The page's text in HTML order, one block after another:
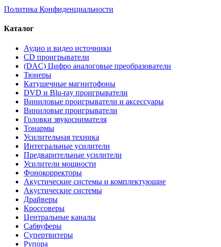
Политика Конфиденциальности
Каталог
Аудио и видео источники
CD проигрыватели
(DAC) Цифро аналоговые преобразователи
Тюнеры
Катушечные магнитофоны
DVD и Blu-ray проигрыватели
Виниловые проигрыватели и аксессуары
Виниловые проигрыватели
Головки звукоснимателя
Тонармы
Усилительная техника
Интегральные усилители
Предварительные усилители
Усилители мощности
Фонокорректоры
Акустические системы и комплектующие
Акустические системы
Драйверы
Кроссоверы
Центральные каналы
Сабвуферы
Супертвитеры
Рупора